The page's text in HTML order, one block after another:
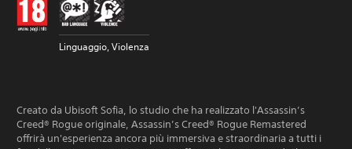
Linguaggio, Violenza
Creato da Ubisoft Sofia, lo studio che ha realizzato l'Assassin’s
Creed® Rogue originale, Assassin’s Creed® Rogue Remastered
offrirà un'esperienza ancora più immersiva e straordinaria a tutti i